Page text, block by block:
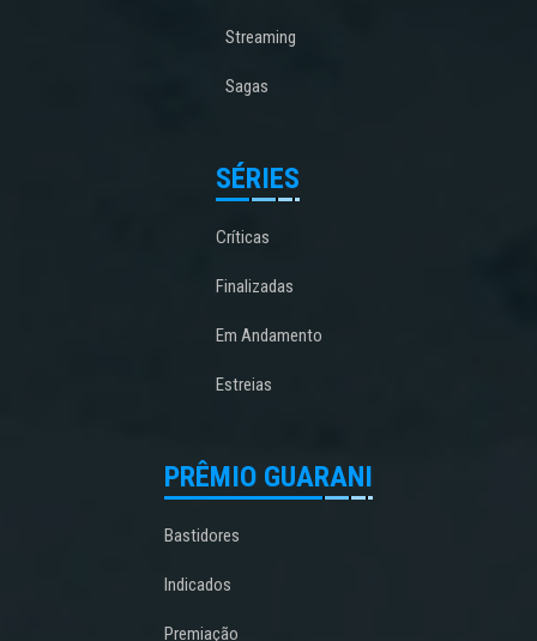
Streaming
Sagas
SÉRIES
Críticas
Finalizadas
Em Andamento
Estreias
PRÊMIO GUARANI
Bastidores
Indicados
Premiação